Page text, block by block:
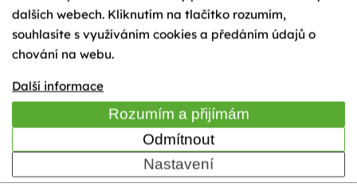
© 2023 Sporten - KÄSTLE CZ, a.s.
Reklamační řád
Vázání na lyže
Obchodní podmínky
dalších webech. Kliknutím na tlačítko rozumím,
souhlasíte s využíváním cookies a předáním údajů o
chování na webu.
Další informace
Rozumím a přijímám
Odmítnout
Nastavení